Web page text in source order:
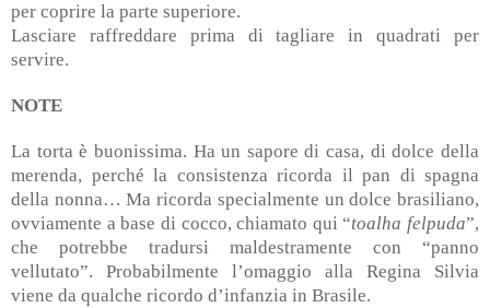
per coprire la parte superiore.
Lasciare raffreddare prima di tagliare in quadrati per
servire.
NOTE
La torta è buonissima. Ha un sapore di casa, di dolce della
merenda, perché la consistenza ricorda il pan di spagna
della nonna… Ma ricorda specialmente un dolce brasiliano,
ovviamente a base di cocco, chiamato qui “toalha felpuda”,
che potrebbe tradursi maldestramente con “panno
vellutato”. Probabilmente l’omaggio alla Regina Silvia
viene da qualche ricordo d’infanzia in Brasile.